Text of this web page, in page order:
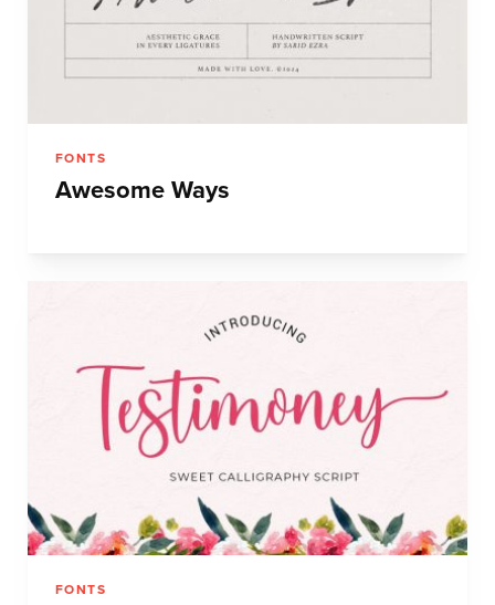
FONTS
Awesome Ways
FONTS